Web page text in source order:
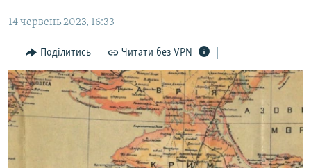
Перейти
пошуку
ПОГЛЯД
ІНТЕРВ'Ю
ВСЕ ЗА ДЕНЬ
СПЕЦПРОЕКТИ
ВІДЕОУРОКИ «ELIFBE»
ЯК ОБІЙТИ БЛОКУВАННЯ
14 червень 2023, 16:33
Поділитись Читати без VPN